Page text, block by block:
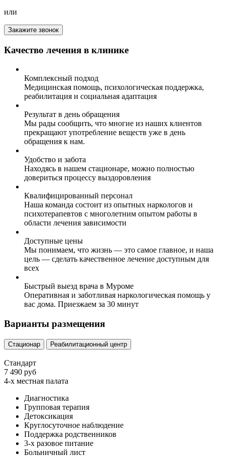
или
Закажите звонок
Качество лечения в клинике
Комплексный подход
Медицинская помощь, психологическая поддержка,
реабилитация и социальная адаптация
Результат в день обращения
Мы рады сообщить, что многие из наших клиентов
прекращают употребление веществ уже в день
обращения к нам.
Удобство и забота
Находясь в нашем стационаре, можно полностью
довериться процессу выздоровления
Квалифицированный персонал
Наша команда состоит из опытных наркологов и
психотерапевтов с многолетним опытом работы в
области лечения зависимости
Доступные цены
Мы понимаем, что жизнь — это самое главное, и наша
цель — сделать качественное лечение доступным для
всех
Быстрый выезд врача в Муроме
Оперативная и заботливая наркологическая помощь у
вас дома. Приезжаем за 30 минут
Варианты размещения
Стационар Реабилитационный центр
Стандарт
7 490 руб
4-х местная палата
Диагностика
Групповая терапия
Детоксикация
Круглосуточное наблюдение
Поддержка родственников
3-х разовое питание
Больничный лист